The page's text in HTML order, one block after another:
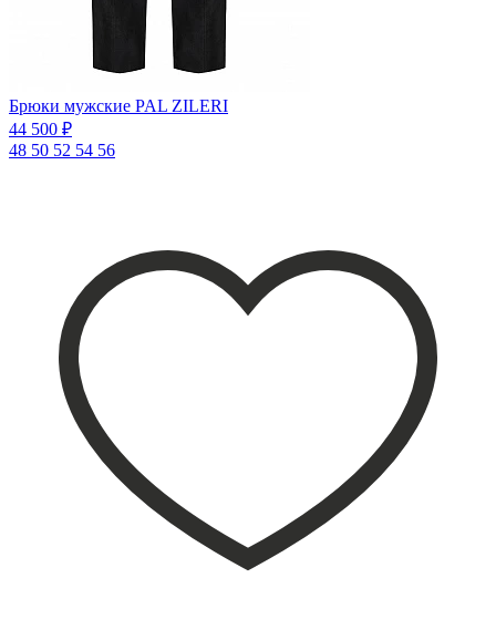
Брюки мужские PAL ZILERI
44 500 ₽
48 50 52 54 56